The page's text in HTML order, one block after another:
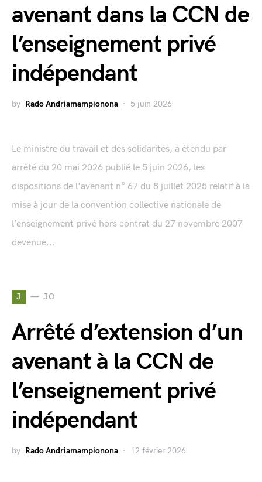
avenant dans la CCN de
l’enseignement privé
indépendant
by Rado Andriamampionona 5 juin 2026
Le ministre du travail et des solidarités, a étendu par
arrêté du 20 mai 2026 publié le 5 juin 2026, les
dispositions de l'avenant n° 67 du 8 juillet 2025 relatif à la
mise à jour de la convention collective nationale de
l’enseignement privé hors contrat du 27 novembre 2007
devenue...
J JO
Arrêté d’extension d’un
avenant à la CCN de
l’enseignement privé
indépendant
by Rado Andriamampionona 12 février 2026